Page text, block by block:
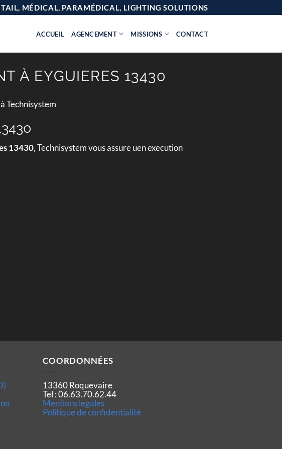
MÉDICAL, PARAMÉDICAL, LIGHTING SOLUTIONS
ACCUEIL AGENCEMENT MISSIONS CONTACT
À EYGUIERES 13430
Technisystem
13430, Technisystem vous assure uen execution
COORDONNÉES
13360 Roquevaire
Tel : 06.63.70.62.44
Mentions legales
Politique de confidentialité